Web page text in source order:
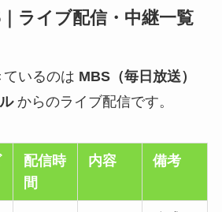
ライブ配信・中継一覧
いるのは MBS（毎日放送）
からのライブ配信です。
配信時
間
内容 備考